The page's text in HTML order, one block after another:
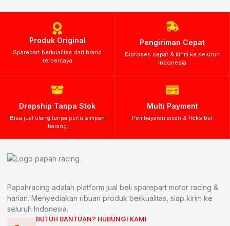
Produk Original
Sparepart berkualitas dari brand
terpercaya
Pengiriman Cepat
Diproses cepat & kirim ke seluruh
Indonesia
Dropship Tanpa Stok
Bisa jual ulang tanpa perlu simpan
barang
Multi Payment
Pembayaran aman & fleksibel
Papahracing adalah platform jual beli sparepart motor racing &
harian. Menyediakan ribuan produk berkualitas, siap kirim ke
seluruh Indonesia.
BUTUH BANTUAN? HUBUNGI KAMI